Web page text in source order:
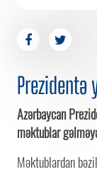
Prezidentə
Azərbaycan
məktublar
Məktublardan